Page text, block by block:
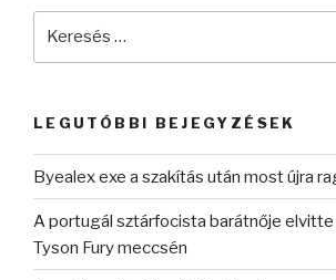
LEGUTÓBBI BEJEGYZÉSEK
Byealex exe a szakítás után most újra
A portugál sztárfocista barátnője
Tyson Fury meccsén